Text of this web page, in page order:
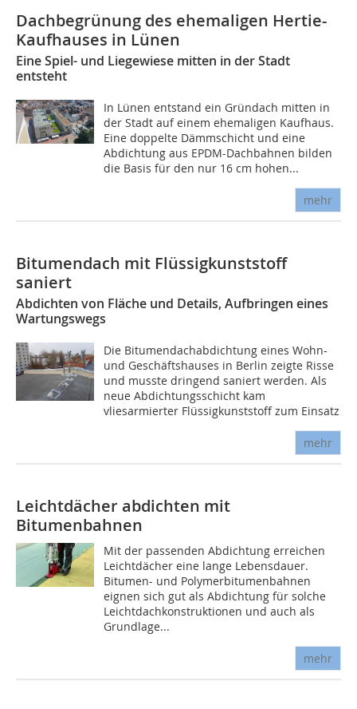
Dachbegrünung des ehemaligen Hertie-
Kaufhauses in Lünen
Eine Spiel- und Liegewiese mitten in der Stadt
entsteht
In Lünen entstand ein Gründach mitten in
der Stadt auf einem ehemaligen Kaufhaus.
Eine doppelte Dämmschicht und eine
Abdichtung aus EPDM-Dachbahnen bilden
die Basis für den nur 16 cm hohen...
mehr
Bitumendach mit Flüssigkunststoff
saniert
Abdichten von Fläche und Details, Aufbringen eines
Wartungswegs
Die Bitumendachabdichtung eines Wohn-
und Geschäftshauses in Berlin zeigte Risse
und musste dringend saniert werden. Als
neue Abdichtungsschicht kam
vliesarmierter Flüssigkunststoff zum Einsatz
mehr
Leichtdächer abdichten mit
Bitumenbahnen
Mit der passenden Abdichtung erreichen
Leichtdächer eine lange Lebensdauer.
Bitumen- und Polymerbitumenbahnen
eignen sich gut als Abdichtung für solche
Leichtdachkonstruktionen und auch als
Grundlage...
mehr